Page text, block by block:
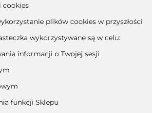
cookies
plików cookies w przyszłości
wykorzystywane są w celu:
informacji o Twojej sesji
funkcji Sklepu